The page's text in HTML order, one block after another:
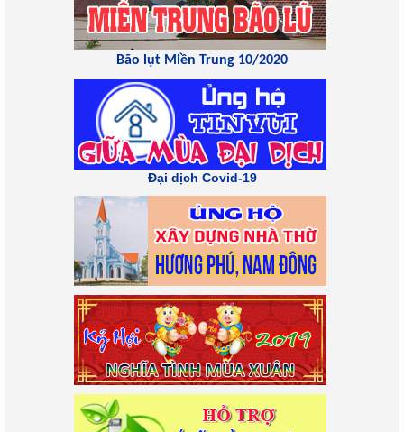
Bão lụt Miền Trung 10/2020
Đại dịch Covid-19